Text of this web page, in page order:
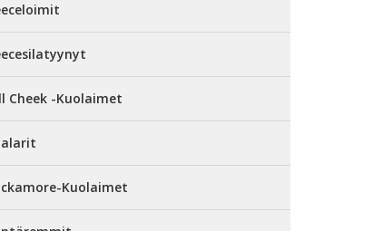
Cheek -Kuolaimet
Kuolaimet